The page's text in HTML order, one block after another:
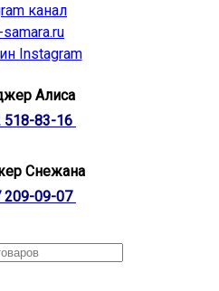
канал
Instagram
Алиса
518-83-16
Снежана
209-09-07